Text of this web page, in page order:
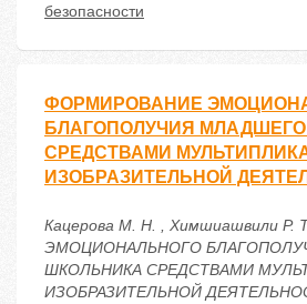
безопасности
ФОРМИРОВАНИЕ
БЛАГОПОЛУЧИЯ
СРЕДСТВАМИ
ИЗОБРАЗИТЕЛЬНОЙ
Кацерова М. Н. , Химшиашвили
ЭМОЦИОНАЛЬНОГО
ШКОЛЬНИКА СРЕДСТВАМИ
ИЗОБРАЗИТЕЛЬНОЙ